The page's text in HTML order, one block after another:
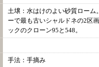
土壌：水はけのよい砂質ロー
ーで最も古いシャルドネの2区
ックのクローン95と548。
手法：手摘み